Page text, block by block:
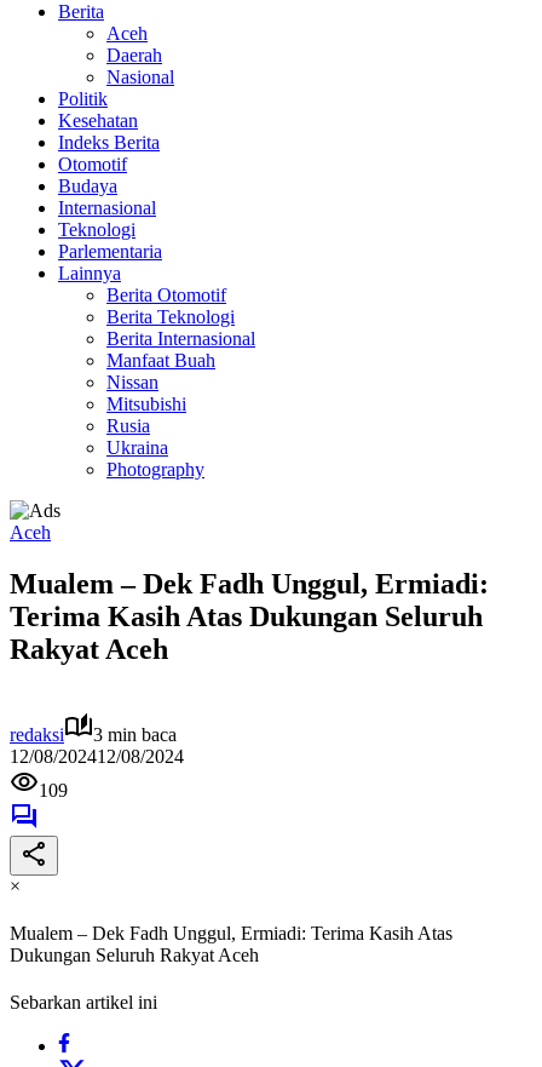
Berita
Aceh
Daerah
Nasional
Politik
Kesehatan
Indeks Berita
Otomotif
Budaya
Internasional
Teknologi
Parlementaria
Lainnya
Berita Otomotif
Berita Teknologi
Berita Internasional
Manfaat Buah
Nissan
Mitsubishi
Rusia
Ukraina
Photography
Aceh
Mualem – Dek Fadh Unggul, Ermiadi:
Terima Kasih Atas Dukungan Seluruh
Rakyat Aceh
redaksi
3 min baca
12/08/202412/08/2024
109
×
Mualem – Dek Fadh Unggul, Ermiadi: Terima Kasih Atas
Dukungan Seluruh Rakyat Aceh
Sebarkan artikel ini